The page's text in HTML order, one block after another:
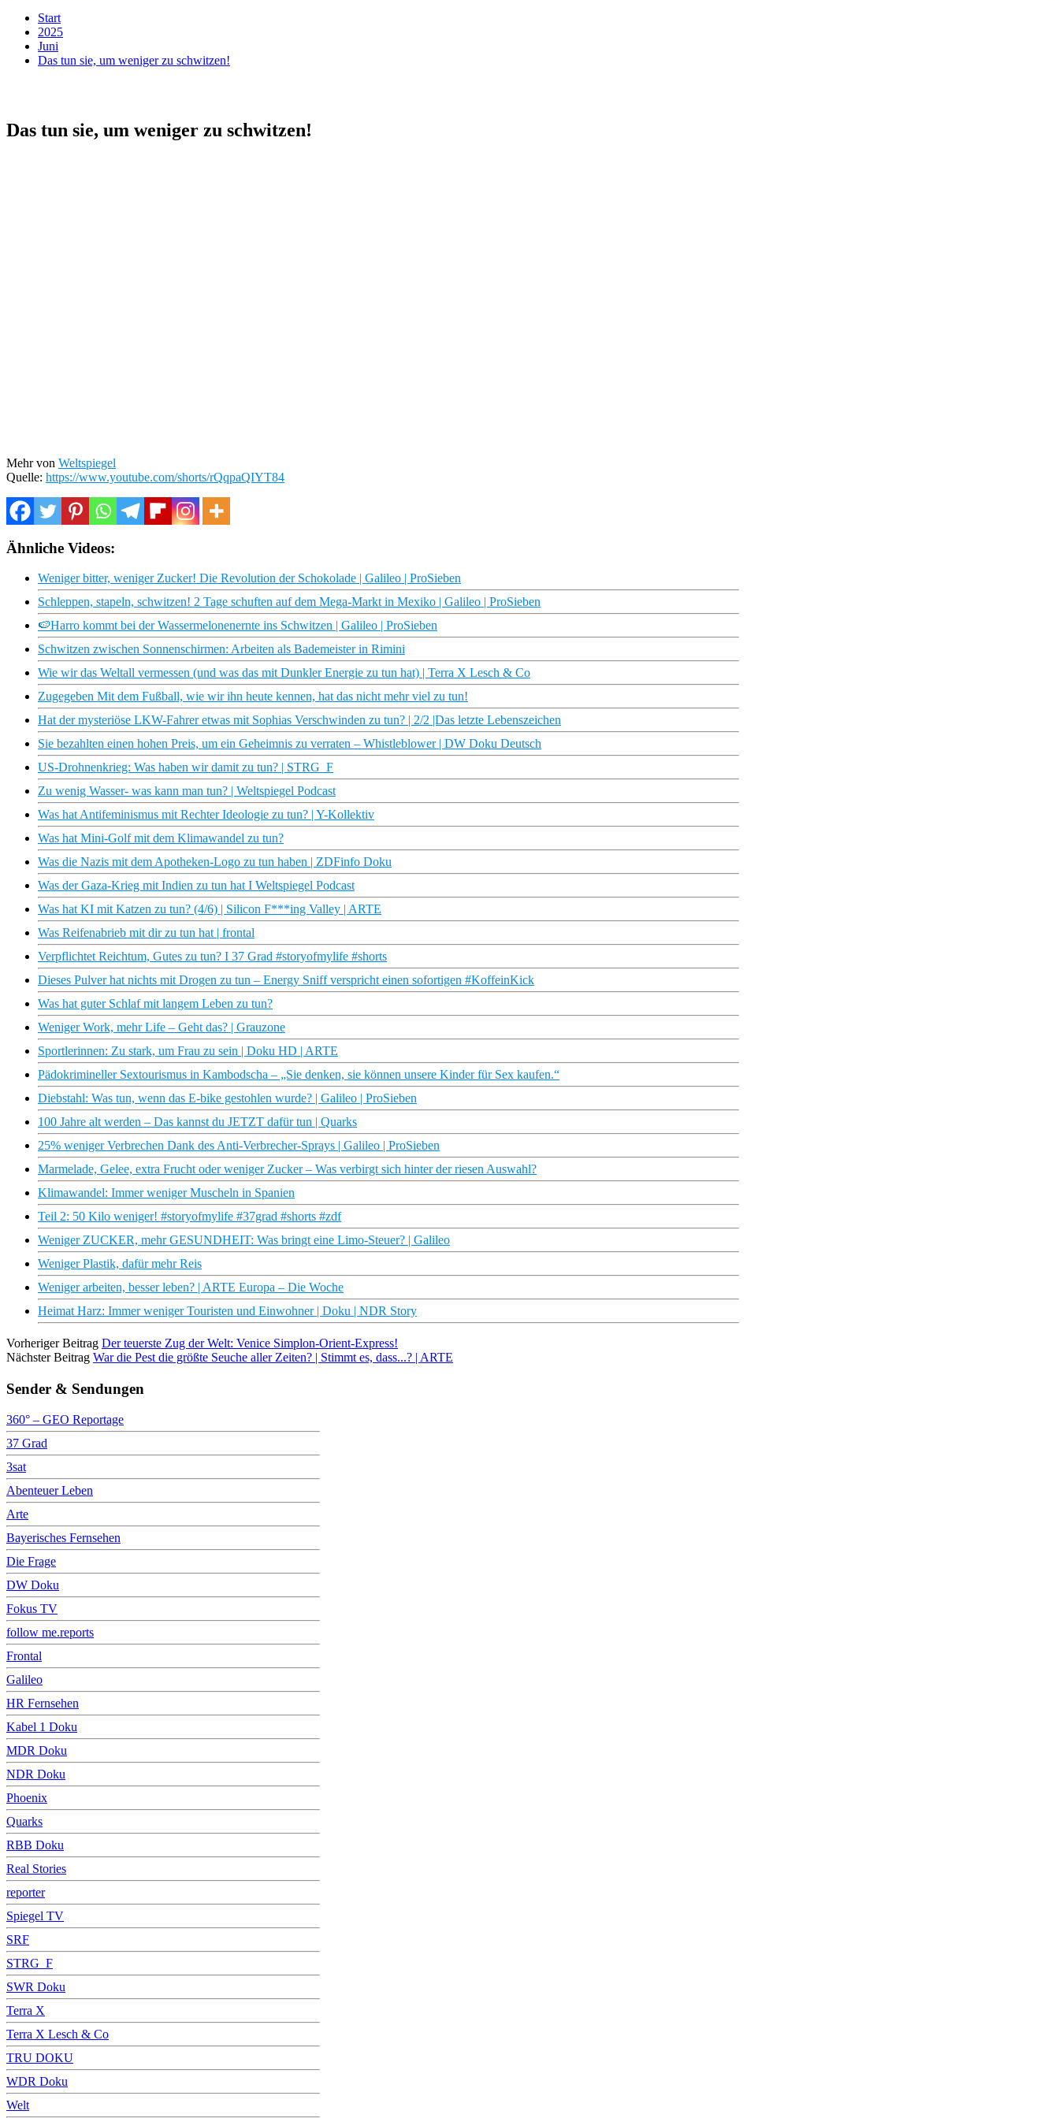
Start
2025
Juni
Das tun sie, um weniger zu schwitzen!
Das tun sie, um weniger zu schwitzen!
Mehr von Weltspiegel
Quelle: https://www.youtube.com/shorts/rQqpaQIYT84
Ähnliche Videos:
Weniger bitter, weniger Zucker! Die Revolution der Schokolade | Galileo | ProSieben
Schleppen, stapeln, schwitzen! 2 Tage schuften auf dem Mega-Markt in Mexiko | Galileo | ProSieben
🍉Harro kommt bei der Wassermelonenernte ins Schwitzen | Galileo | ProSieben
Schwitzen zwischen Sonnenschirmen: Arbeiten als Bademeister in Rimini
Wie wir das Weltall vermessen (und was das mit Dunkler Energie zu tun hat) | Terra X Lesch & Co
Zugegeben Mit dem Fußball, wie wir ihn heute kennen, hat das nicht mehr viel zu tun!
Hat der mysteriöse LKW-Fahrer etwas mit Sophias Verschwinden zu tun? | 2/2 |Das letzte Lebenszeichen
Sie bezahlten einen hohen Preis, um ein Geheimnis zu verraten – Whistleblower | DW Doku Deutsch
US-Drohnenkrieg: Was haben wir damit zu tun? | STRG_F
Zu wenig Wasser- was kann man tun? | Weltspiegel Podcast
Was hat Antifeminismus mit Rechter Ideologie zu tun? | Y-Kollektiv
Was hat Mini-Golf mit dem Klimawandel zu tun?
Was die Nazis mit dem Apotheken-Logo zu tun haben | ZDFinfo Doku
Was der Gaza-Krieg mit Indien zu tun hat I Weltspiegel Podcast
Was hat KI mit Katzen zu tun? (4/6) | Silicon F***ing Valley | ARTE
Was Reifenabrieb mit dir zu tun hat | frontal
Verpflichtet Reichtum, Gutes zu tun? I 37 Grad #storyofmylife #shorts
Dieses Pulver hat nichts mit Drogen zu tun – Energy Sniff verspricht einen sofortigen #KoffeinKick
Was hat guter Schlaf mit langem Leben zu tun?
Weniger Work, mehr Life – Geht das? | Grauzone
Sportlerinnen: Zu stark, um Frau zu sein | Doku HD | ARTE
Pädokrimineller Sextourismus in Kambodscha – „Sie denken, sie können unsere Kinder für Sex kaufen.“
Diebstahl: Was tun, wenn das E-bike gestohlen wurde? | Galileo | ProSieben
100 Jahre alt werden – Das kannst du JETZT dafür tun | Quarks
25% weniger Verbrechen Dank des Anti-Verbrecher-Sprays | Galileo | ProSieben
Marmelade, Gelee, extra Frucht oder weniger Zucker – Was verbirgt sich hinter der riesen Auswahl?
Klimawandel: Immer weniger Muscheln in Spanien
Teil 2: 50 Kilo weniger! #storyofmylife #37grad #shorts #zdf
Weniger ZUCKER, mehr GESUNDHEIT: Was bringt eine Limo-Steuer? | Galileo
Weniger Plastik, dafür mehr Reis
Weniger arbeiten, besser leben? | ARTE Europa – Die Woche
Heimat Harz: Immer weniger Touristen und Einwohner | Doku | NDR Story
Vorheriger Beitrag Der teuerste Zug der Welt: Venice Simplon-Orient-Express!
Nächster Beitrag War die Pest die größte Seuche aller Zeiten? | Stimmt es, dass...? | ARTE
Sender & Sendungen
360° – GEO Reportage
37 Grad
3sat
Abenteuer Leben
Arte
Bayerisches Fernsehen
Die Frage
DW Doku
Fokus TV
follow me.reports
Frontal
Galileo
HR Fernsehen
Kabel 1 Doku
MDR Doku
NDR Doku
Phoenix
Quarks
RBB Doku
Real Stories
reporter
Spiegel TV
SRF
STRG_F
SWR Doku
Terra X
Terra X Lesch & Co
TRU DOKU
WDR Doku
Welt